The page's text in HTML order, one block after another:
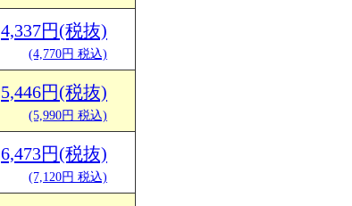
4,337円(税抜)
(4,770円 税込)
5,446円(税抜)
(5,990円 税込)
6,473円(税抜)
(7,120円 税込)